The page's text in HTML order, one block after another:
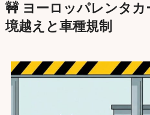
🚧 ヨーロッパレンタカ
境越えと車種規制